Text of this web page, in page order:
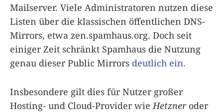
Mailserver. Viele Administratoren nutzen diese
Listen über die klassischen öffentlichen DNS-
Mirrors, etwa zen.spamhaus.org. Doch seit
einiger Zeit schränkt Spamhaus die Nutzung
genau dieser Public Mirrors deutlich ein.
Insbesondere gilt dies für Nutzer großer
Hosting- und Cloud-Provider wie Hetzneroder